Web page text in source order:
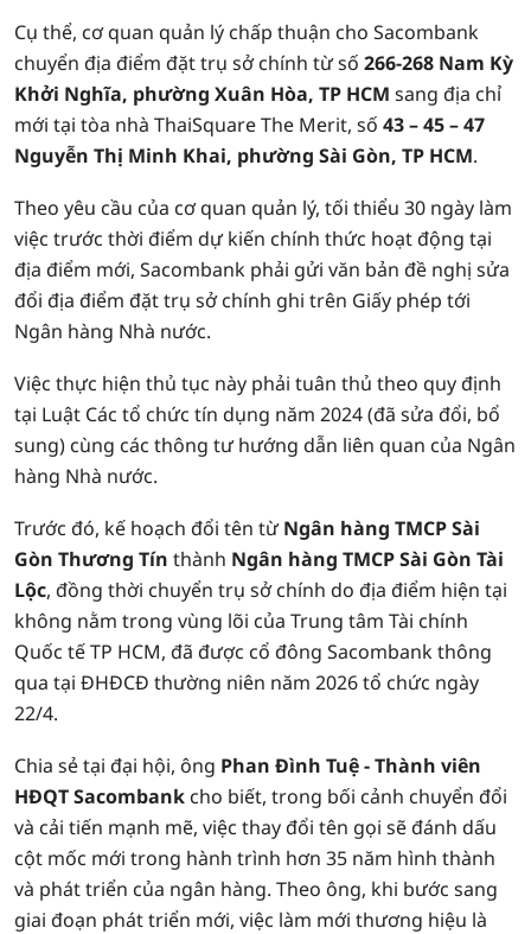
Cụ thể, cơ quan quản lý chấp thuận cho Sacombank
chuyển địa điểm đặt trụ sở chính từ số 266-268 Nam Kỳ
Khởi Nghĩa, phường Xuân Hòa, TP HCM sang địa chỉ
mới tại tòa nhà ThaiSquare The Merit, số 43 – 45 – 47
Nguyễn Thị Minh Khai, phường Sài Gòn, TP HCM.
Theo yêu cầu của cơ quan quản lý, tối thiểu 30 ngày làm
việc trước thời điểm dự kiến chính thức hoạt động tại
địa điểm mới, Sacombank phải gửi văn bản đề nghị sửa
đổi địa điểm đặt trụ sở chính ghi trên Giấy phép tới
Ngân hàng Nhà nước.
Việc thực hiện thủ tục này phải tuân thủ theo quy định
tại Luật Các tổ chức tín dụng năm 2024 (đã sửa đổi, bổ
sung) cùng các thông tư hướng dẫn liên quan của Ngân
hàng Nhà nước.
Trước đó, kế hoạch đổi tên từNgân hàng TMCP Sài
Gòn Thương Tín thành Ngân hàng TMCP Sài Gòn Tài
Lộc, đồng thời chuyển trụ sở chính do địa điểm hiện tại
không nằm trong vùng lõi của Trung tâm Tài chính
Quốc tế TP HCM, đã được cổ đông Sacombank thông
qua tại ĐHĐCĐ thường niên năm 2026 tổ chức ngày
22/4.
Chia sẻ tại đại hội, ông Phan Đình Tuệ - Thành viên
HĐQT Sacombank cho biết, trong bối cảnh chuyển đổi
và cải tiến mạnh mẽ, việc thay đổi tên gọi sẽ đánh dấu
cột mốc mới trong hành trình hơn 35 năm hình thành
và phát triển của ngân hàng. Theo ông, khi bước sang
giai đoạn phát triển mới, việc làm mới thương hiệu là